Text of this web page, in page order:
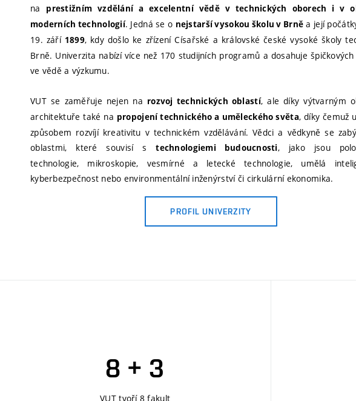
Ústav soudního inženýrství Ing. Michal Belák,
na prestižním vzdělání a excelentní vědě v technických oborech i v
moderních technologií. Jedná se o nejstarší vysokou školu v Brně a její
19. září 1899, kdy došlo ke zřízení Císařské a královské české vysoké školy
Brně. Univerzita nabízí více než 170 studijních programů a dosahuje
ve vědě a výzkumu.
VUT se zaměřuje nejen na rozvoj technických oblastí, ale díky výtvarným
architektuře také na propojení technického a uměleckého světa, díky čemuž
způsobem rozvíjí kreativitu v technickém vzdělávání. Vědci a vědkyně se
oblastmi, které souvisí stechnologiemi budoucnosti, jako jsou
technologie, mikroskopie, vesmírné a letecké technologie, umělá
kyberbezpečnost nebo environmentální inženýrství či cirkulární ekonomika.
PROFIL UNIVERZITY
8 + 3
VUT tvoří 8 fakult